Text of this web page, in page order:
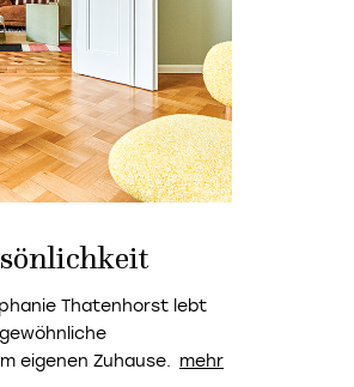
Thatenhorst lebt
eigenen Zuhause.